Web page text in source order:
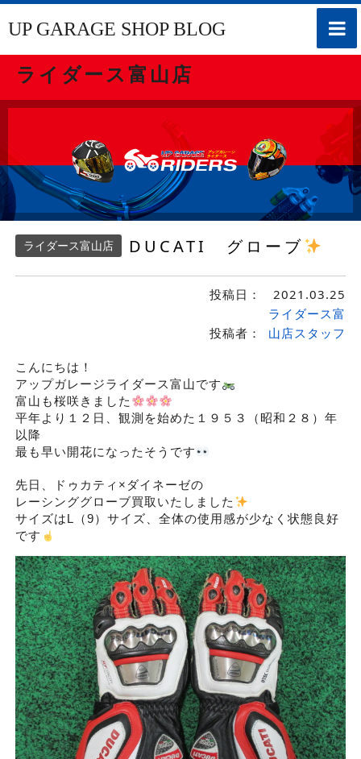
toggle
UP GARAGE SHOP BLOG
ライダース富山店
ライダース富山店 DUCATI グローブ
投稿日： 2021.03.25
投稿者：
ライダース富
山店スタッフ
こんにちは！
アップガレージライダース富山です
富山も桜咲きました
平年より１２日、観測を始めた１９５３（昭和２８）年
以降
最も早い開花になったそうです
先日、ドゥカティ×ダイネーゼの
レーシンググローブ買取いたしました
サイズはL（9）サイズ、全体の使用感が少なく状態良好
です